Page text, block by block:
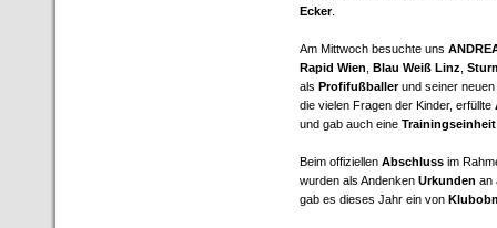
Ecker.
Am Mittwoch besuchte uns
Rapid Wien Blau Weiß Linz
als Profifußballerund seiner neuen
die vielen Fragen der Kinder, erfüllte
und gab auch eine Trainingseinheit
Beim offiziellen Abschluss im
wurden als Andenken Urkunden an
gab es dieses Jahr ein von